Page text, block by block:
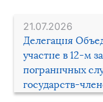
21.07.2026
Делегация
участие в 12-м
пограничных
государств-